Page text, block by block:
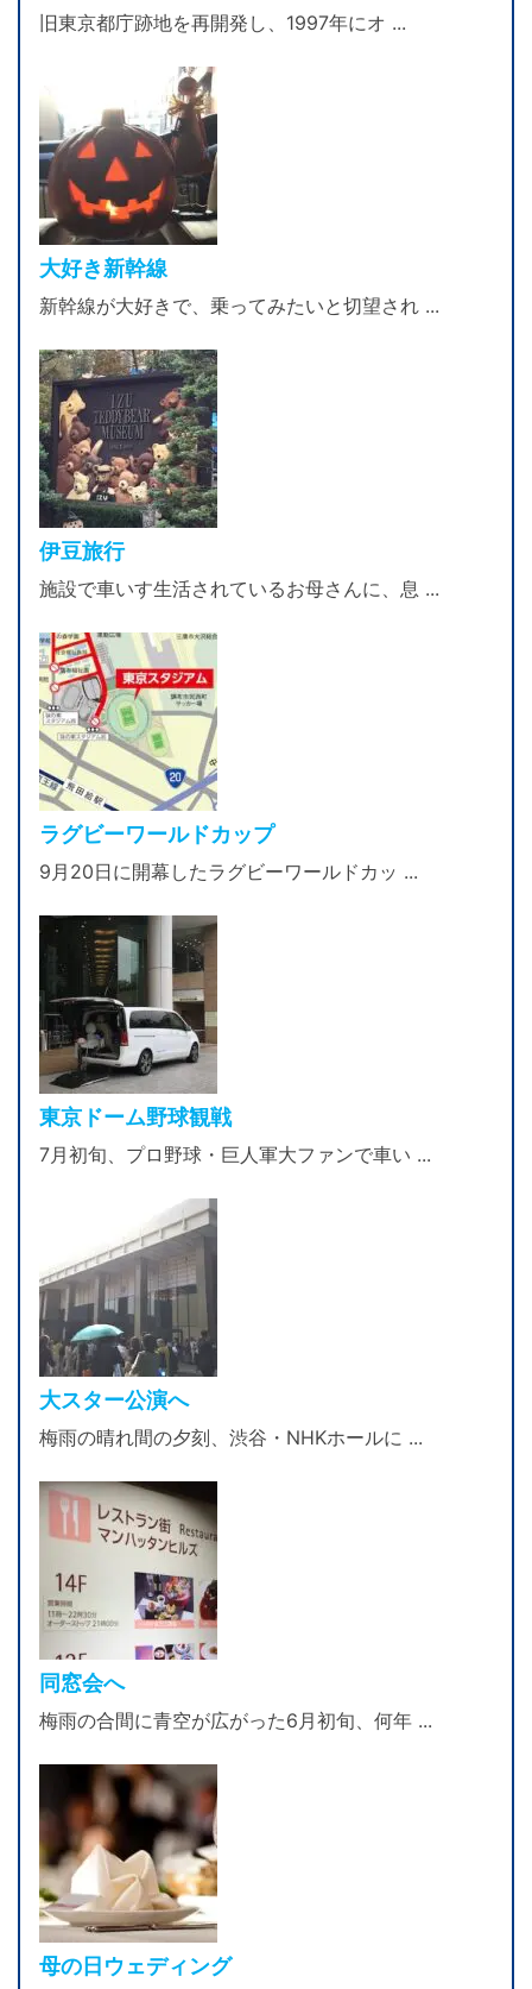
旧東京都庁跡地を再開発し、1997年にオ ...
大好き新幹線
新幹線が大好きで、乗ってみたいと切望され ...
伊豆旅行
施設で車いす生活されているお母さんに、息 ...
ラグビーワールドカップ
9月20日に開幕したラグビーワールドカッ ...
東京ドーム野球観戦
7月初旬、プロ野球・巨人軍大ファンで車い ...
大スター公演へ
梅雨の晴れ間の夕刻、渋谷・NHKホールに ...
同窓会へ
梅雨の合間に青空が広がった6月初旬、何年 ...
母の日ウェディング